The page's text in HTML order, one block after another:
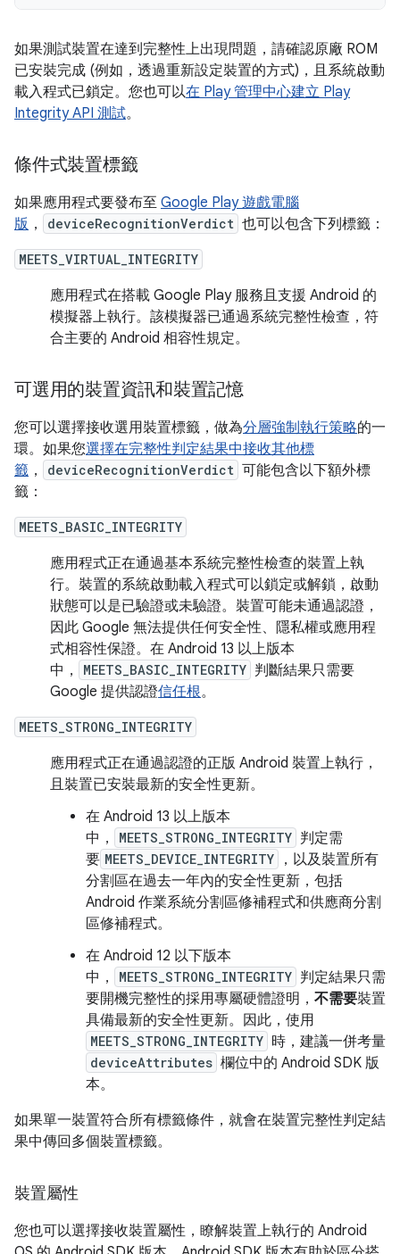
如果測試裝置在達到完整性上出現問題，請確認原廠 ROM
已安裝完成 (例如，透過重新設定裝置的方式)，且系統啟動
載入程式已鎖定。您也可以在 Play 管理中心建立 Play
Integrity API 測試。
條件式裝置標籤
如果應用程式要發布至 Google Play 遊戲電腦
版 ， deviceRecognitionVerdict 也可以包含下列標籤：
MEETS_VIRTUAL_INTEGRITY
應用程式在搭載 Google Play 服務且支援 Android 的
模擬器上執行。該模擬器已通過系統完整性檢查，符
合主要的 Android 相容性規定。
可選用的裝置資訊和裝置記憶
您可以選擇接收選用裝置標籤，做為分層強制執行策略的一
環。如果您選擇在完整性判定結果中接收其他標
籤 ， deviceRecognitionVerdict 可能包含以下額外標
籤：
MEETS_BASIC_INTEGRITY
應用程式正在通過基本系統完整性檢查的裝置上執
行。裝置的系統啟動載入程式可以鎖定或解鎖，啟動
狀態可以是已驗證或未驗證。裝置可能未通過認證，
因此 Google 無法提供任何安全性、隱私權或應用程
式相容性保證。在 Android 13 以上版本
中，
MEETS_BASIC_INTEGRITY 判斷結果只需要
Google 提供認證信任根。
MEETS_STRONG_INTEGRITY
應用程式正在通過認證的正版 Android 裝置上執行，
且裝置已安裝最新的安全性更新。
在 Android 13 以上版本
中，
MEETS_STRONG_INTEGRITY 判定需
要 MEETS_DEVICE_INTEGRITY
，以及裝置所有
分割區在過去一年內的安全性更新，包括
Android 作業系統分割區修補程式和供應商分割
區修補程式。
在 Android 12 以下版本
中，
MEETS_STRONG_INTEGRITY 判定結果只需
要開機完整性的採用專屬硬體證明， 不需要裝置
具備最新的安全性更新。因此，使用
MEETS_STRONG_INTEGRITY 時，建議一併考量
deviceAttributes 欄位中的 Android SDK 版
本。
如果單一裝置符合所有標籤條件，就會在裝置完整性判定結
果中傳回多個裝置標籤。
裝置屬性
您也可以選擇接收裝置屬性，瞭解裝置上執行的 Android